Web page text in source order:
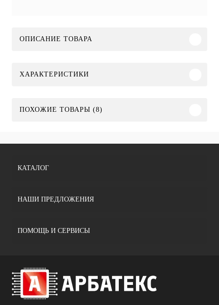
ОПИСАНИЕ ТОВАРА
ХАРАКТЕРИСТИКИ
ПОХОЖИЕ ТОВАРЫ (8)
КАТАЛОГ
НАШИ ПРЕДЛОЖЕНИЯ
ПОМОЩЬ И СЕРВИСЫ